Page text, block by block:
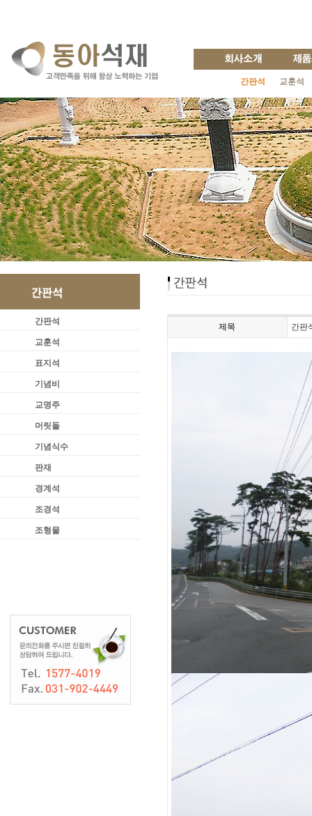
간판석 교훈석
간판석
교훈석
표지석
기념비
교명주
머릿돌
기념식수
판재
경계석
조경석
조형물
제목 간판